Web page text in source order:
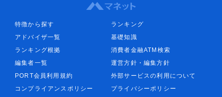
特徴から探す
ランキング
アドバイザ一覧
基礎知識
ランキング根拠
消費者金融ATM検索
編集者一覧
運営方針・編集方針
PORT会員利用規約
外部サービスの利用について
コンプライアンスポリシー
プライバシーポリシー